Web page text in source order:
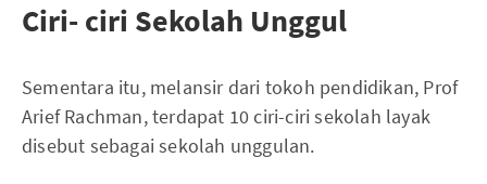
Ciri- ciri Sekolah Unggul
Sementara itu, melansir dari tokoh pendidikan, Prof
Arief Rachman, terdapat 10 ciri-ciri sekolah layak
disebut sebagai sekolah unggulan.